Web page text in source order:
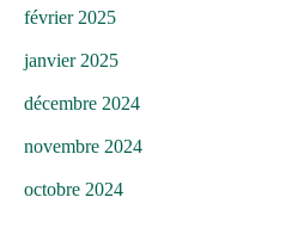
février 2025
janvier 2025
décembre 2024
novembre 2024
octobre 2024